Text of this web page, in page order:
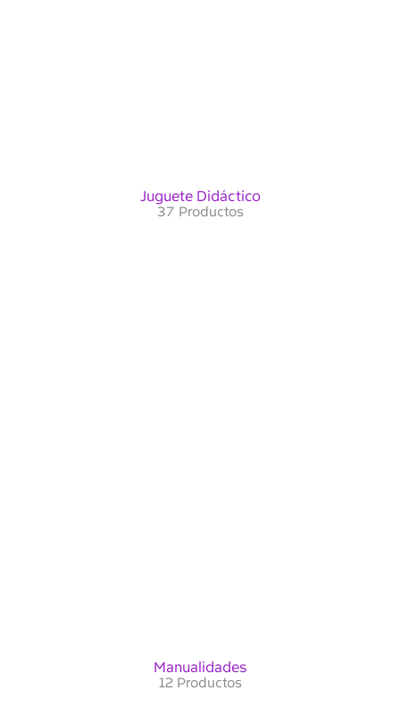
Juguete Didáctico
37 Productos
Manualidades
12 Productos